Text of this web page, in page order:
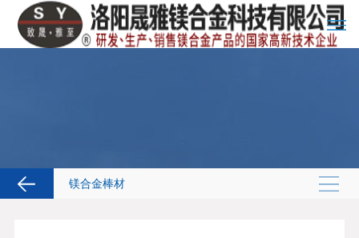
镁合金棒材